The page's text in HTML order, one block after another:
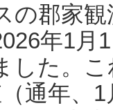
の郡家
年1月
した。
通年、